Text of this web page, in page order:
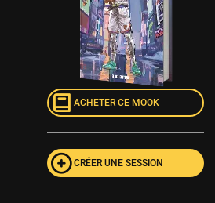
ACHETER CE MOOK
CRÉER UNE SESSION